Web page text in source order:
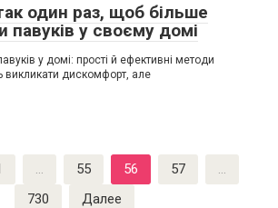
один раз, щоб більше
павуків у своєму домі
у домі: прості й ефективні методи
викликати дискомфорт, але
… 55 56 57
…
730
Далее